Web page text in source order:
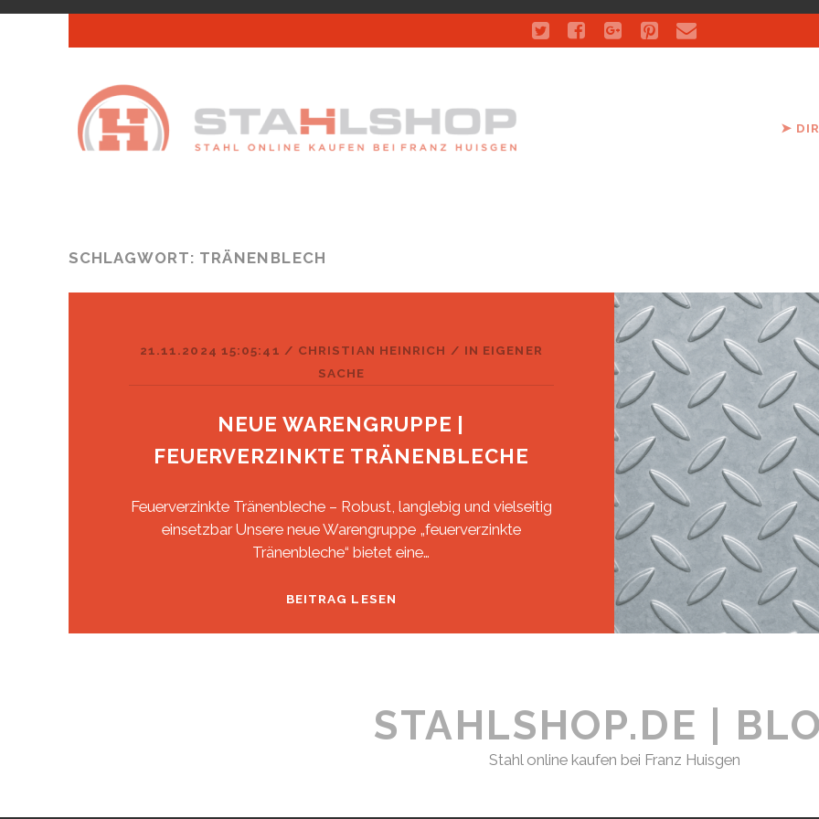
twitterfacebook
google-pinterest
email
➤
SCHLAGWORT: TRÄNENBLECH
21.11.2024 15:05:41 / CHRISTIAN HEINRICH / IN EIGENER
SACHE
NEUE WARENGRUPPE |
FEUERVERZINKTE TRÄNENBLECHE
Feuerverzinkte Tränenbleche – Robust, langlebig und vielseitig
einsetzbar Unsere neue Warengruppe „feuerverzinkte
Tränenbleche“ bietet eine…
BEITRAG LESEN
STAHLSHOP.DE |
Stahl online kaufen bei Franz Huisgen